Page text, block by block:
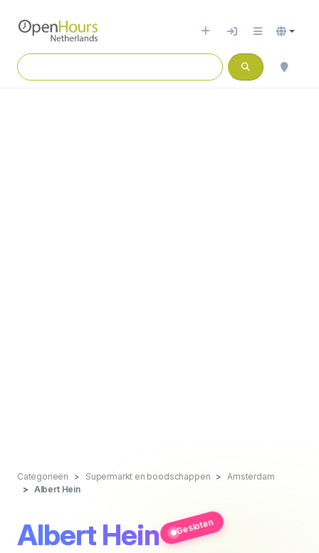
Categorieën Supermarkt en boodschappen
Amsterdam
Albert Hein
Albert Hein Gesloten